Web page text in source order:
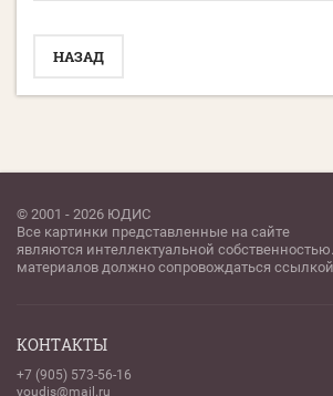
НАЗАД
© 2001 - 2026 ЮДИС
Все картинки представленные на сайте
являются интеллектуальной
материалов должно сопровождаться
КОНТАКТЫ
+7 (905) 573-56-16
youdis@mail.ru